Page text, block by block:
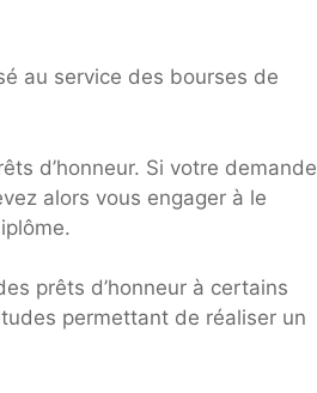
au service des bourses de
d’honneur. Si votre demande
alors vous engager à le
prêts d’honneur à certains
permettant de réaliser un